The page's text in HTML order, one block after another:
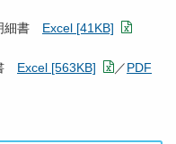
細書 Excel [41KB]
Excel [563KB] ／PDF